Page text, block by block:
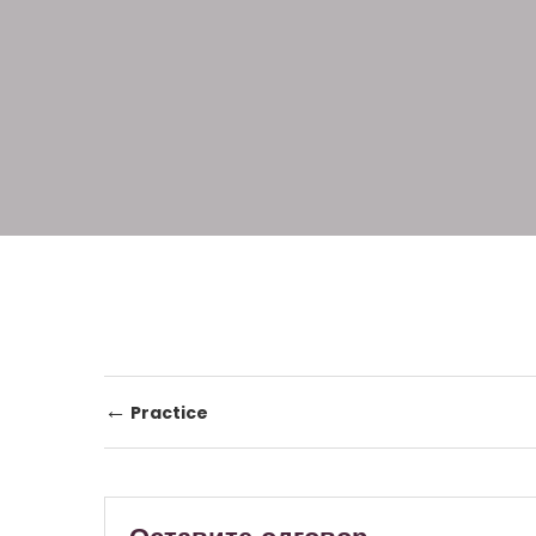
Post
navigation
← Practice